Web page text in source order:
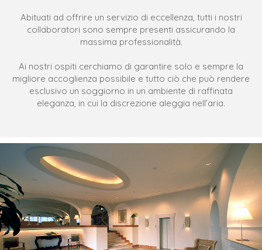
Abituati ad offrire un servizio di eccellenza, tutti i nostri
collaboratori sono sempre presenti assicurando la
massima professionalità.
Ai nostri ospiti cerchiamo di garantire solo e sempre la
migliore accoglienza possibile e tutto ciò che può rendere
esclusivo un soggiorno in un ambiente di raffinata
eleganza, in cui la discrezione aleggia nell’aria.